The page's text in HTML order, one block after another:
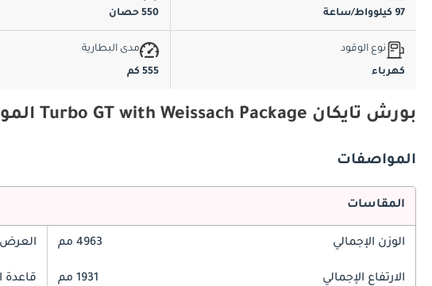
97 كيلوواط/ساعة 550 حصان
نوع الوقود
كهرباء
مدى البطارية
555 كم
بورش تايكان Turbo GT with Weissach Package المواصفات والميزات
المواصفات
المقاسات
الوزن الإجمالي 4963 مم العرض
الارتفاع الإجمالي 1931 مم قاعدة